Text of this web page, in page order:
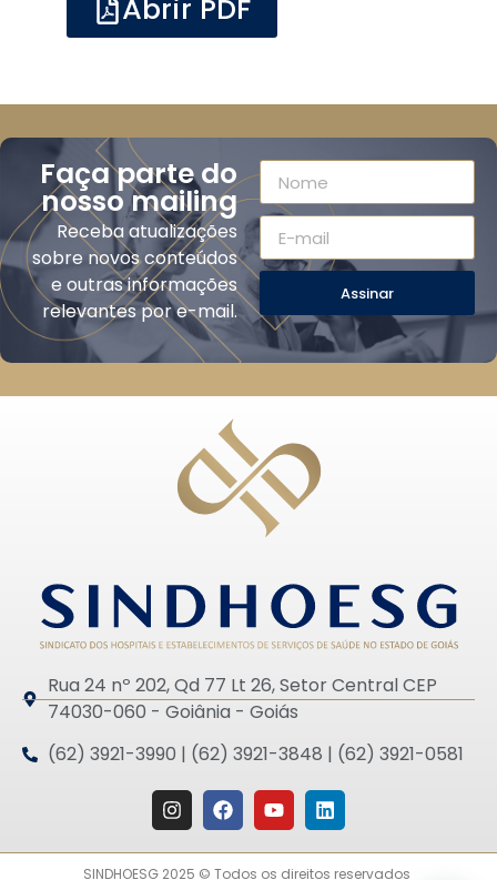
Abrir PDF
Faça parte do
nosso mailing
Receba atualizações
sobre novos conteúdos
e outras informações
relevantes por e-mail.
Assinar
Rua 24 nº 202, Qd 77 Lt 26, Setor Central CEP
74030-060 - Goiânia - Goiás
(62) 3921-3990 | (62) 3921-3848 | (62) 3921-0581
SINDHOESG 2025 © Todos os direitos reservados